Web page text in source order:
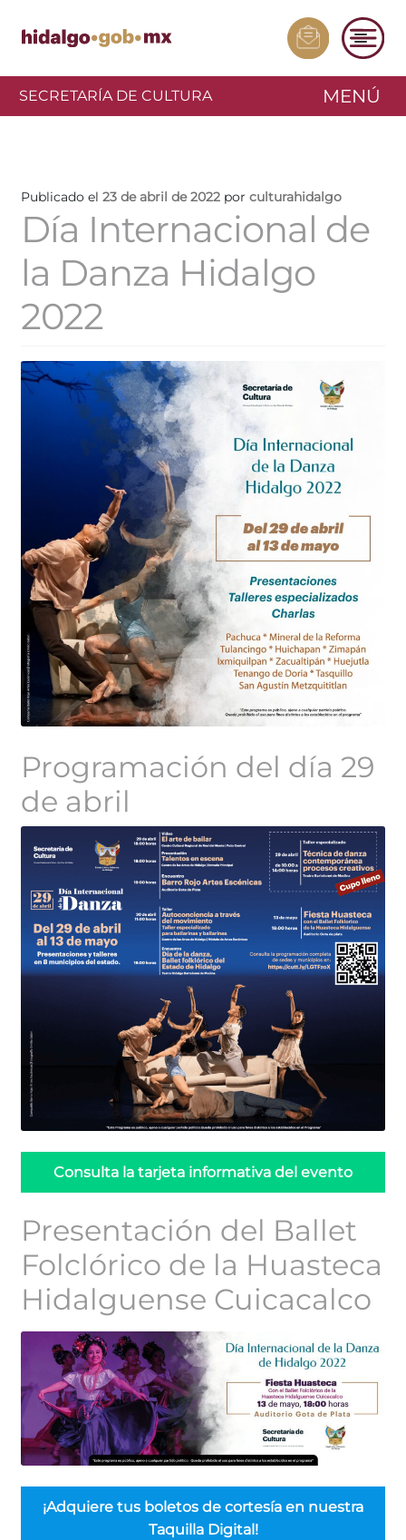
SECRETARÍA DE CULTURA MENÚ
Publicado el 23 de abril de 2022 por culturahidalgo
Día Internacional de
la Danza Hidalgo
2022
Programación del día 29
de abril
Consulta la tarjeta informativa del evento
Presentación del Ballet
Folclórico de la Huasteca
Hidalguense Cuicacalco
¡Adquiere tus boletos de cortesía en nuestra
Taquilla Digital!